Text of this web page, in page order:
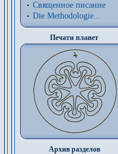
Священное писание
Die Methodologie...
Печати планет
Архив разделов